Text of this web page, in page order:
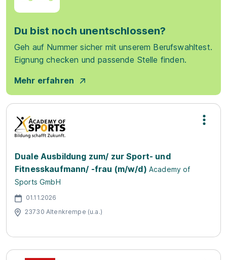
Du bist noch unentschlossen?
Geh auf Nummer sicher mit unserem Berufswahltest.
Eignung checken und passende Stelle finden.
Mehr erfahren
Duale Ausbildung zum/ zur Sport- und
Fitnesskaufmann/ -frau (m/w/d) Academy of
Sports GmbH
01.11.2026
23730 Altenkrempe (u.a.)